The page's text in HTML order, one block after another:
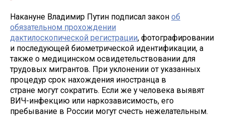
Накануне Владимир Путин подписал закон об
обязательном прохождении
дактилоскопической регистрации, фотографировании
и последующей биометрической идентификации, а
также о медицинском освидетельствовании для
трудовых мигрантов. При уклонении от указанных
процедур срок нахождения иностранца в
стране могут сократить. Если же у человека выявят
ВИЧ-инфекцию или наркозависимость, его
пребывание в России могут счесть нежелательным.